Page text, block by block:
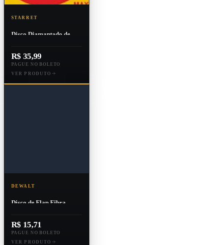
STARRET
Disco Diamantado de
Diâmetro Externo
110mm e Furo 20mm
R$ 35,99
PAGUE NO BOLETO
VER PRODUTO
DEWALT
Disco de Flap Fibra
115x22,3mm G40
R$ 15,71
PAGUE NO BOLETO
VER PRODUTO